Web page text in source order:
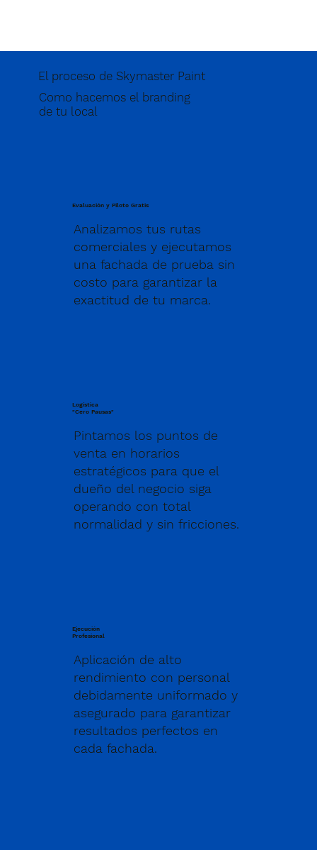
Como hacemos el branding
de tu local
El proceso de Skymaster Paint
Evaluación y Piloto Gratis
Analizamos tus rutas
comerciales y ejecutamos
una fachada de prueba sin
costo para garantizar la
exactitud de tu marca.
Logística
"Cero Pausas"
Pintamos los puntos de
venta en horarios
estratégicos para que el
dueño del negocio siga
operando con total
normalidad y sin fricciones.
Ejecución
Profesional
Aplicación de alto
rendimiento con personal
debidamente uniformado y
asegurado para garantizar
resultados perfectos en
cada fachada.